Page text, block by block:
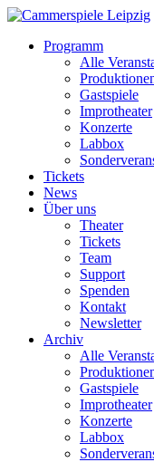
Programm
Alle
Gastspiele
Improtheater
Konzerte
Labbox
Tickets
News
Über uns
Theater
Tickets
Team
Support
Spenden
Kontakt
Newsletter
Archiv
Alle
Gastspiele
Improtheater
Konzerte
Labbox